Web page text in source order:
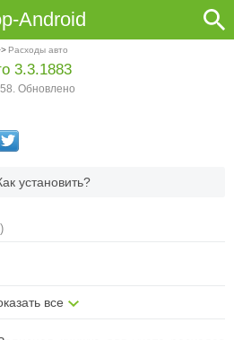
Android
Расходы авто
установить?
)
все
3.3.1883
Обновлено